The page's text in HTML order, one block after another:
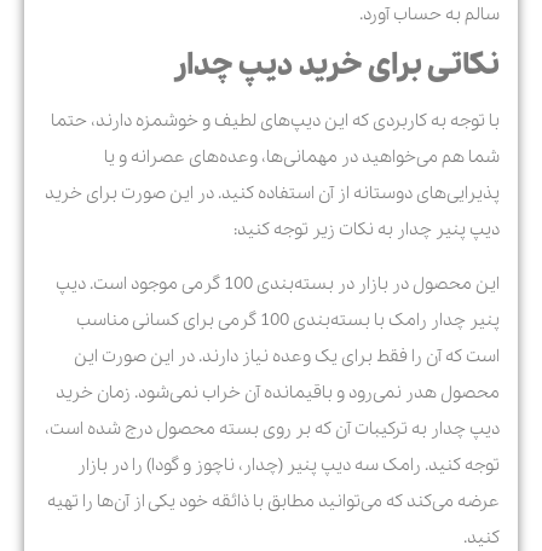
سالم به حساب آورد.
نکاتی برای خرید دیپ چدار
با توجه به کاربردی که این دیپ‌های لطیف و خوشمزه دارند، حتما
شما هم می‌خواهید در مهمانی‌ها، وعده‌های عصرانه و یا
پذیرایی‌های دوستانه از آن استفاده کنید. در این صورت برای خرید
دیپ پنیر چدار به نکات زیر توجه کنید:
این محصول در بازار در بسته‌بندی‌ 100 گرمی موجود است. دیپ
پنیر چدار رامک با بسته‌بندی 100 گرمی برای کسانی مناسب
است که آن را فقط برای یک وعده نیاز دارند. در این صورت این
محصول هدر نمی‌رود و باقیمانده آن خراب نمی‌شود. زمان خرید
دیپ چدار به ترکیبات آن که بر روی بسته محصول درج شده است،
توجه کنید. رامک سه دیپ پنیر (چدار، ناچوز و گودا) را در بازار
عرضه می‌کند که می‌توانید مطابق با ذائقه خود یکی از آن‌ها را تهیه
کنید.